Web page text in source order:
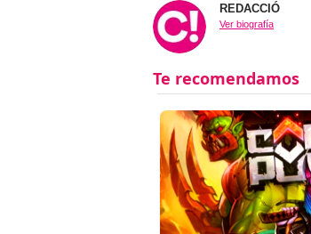
REDACCIÓ
Ver biografía